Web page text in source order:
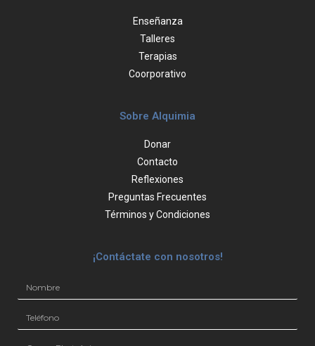
Enseñanza
Talleres
Terapias
Coorporativo
Sobre Alquimia
Donar
Contacto
Reflexiones
Preguntas Frecuentes
Términos y Condiciones
¡Contáctate con nosotros!